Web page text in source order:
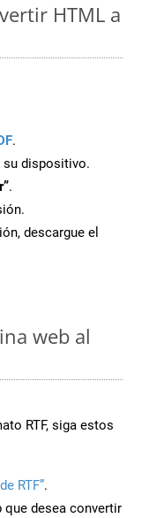
HTML a
.
su dispositivo.
.
descargue el
web al
RTF, siga estos
RTF”.
que desea convertir